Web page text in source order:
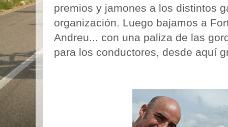
premios y jamones a los distintos
organización. Luego bajamos a
Andreu... con una paliza de las
para los conductores, desde aquí